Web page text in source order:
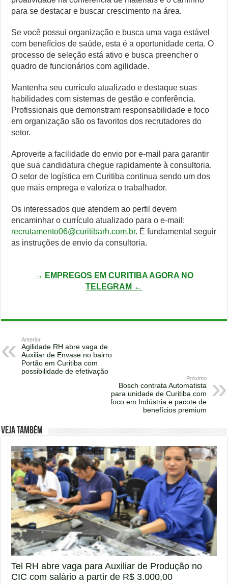
para se destacar e buscar crescimento na área.
Se você possui organização e busca uma vaga estável
com benefícios de saúde, esta é a oportunidade certa. O
processo de seleção está ativo e busca preencher o
quadro de funcionários com agilidade.
Mantenha seu currículo atualizado e destaque suas
habilidades com sistemas de gestão e conferência.
Profissionais que demonstram responsabilidade e foco
em organização são os favoritos dos recrutadores do
setor.
Aproveite a facilidade do envio por e-mail para garantir
que sua candidatura chegue rapidamente à consultoria.
O setor de logística em Curitiba continua sendo um dos
que mais emprega e valoriza o trabalhador.
Os interessados que atendem ao perfil devem
encaminhar o currículo atualizado para o e-mail:
recrutamento06@curitibarh.com.br. É fundamental seguir
as instruções de envio da consultoria.
→ EMPREGOS EM CURITIBA AGORA NO
TELEGRAM ←
Anterior
Agilidade RH abre vaga de
Auxiliar de Envase no bairro
Portão em Curitiba com
possibilidade de efetivação
Próximo
Bosch contrata Automatista
para unidade de Curitiba com
foco em Indústria e pacote de
benefícios premium
Veja também
Tel RH abre vaga para Auxiliar de Produção no
CIC com salário a partir de R$ 3.000,00